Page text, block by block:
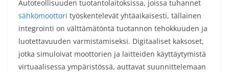
Autoteollisuuden tuotantolaitoksissa, joissa tuhannet
sähkömoottori työskentelevät yhtäaikaisesti, tällainen
integrointi on välttämätöntä tuotannon tehokkuuden ja
luotettavuuden varmistamiseksi. Digitaaliset kaksoset,
jotka simuloivat moottorien ja laitteiden käyttäytymistä
virtuaalisessa ympäristössä, auttavat suunnittelemaan